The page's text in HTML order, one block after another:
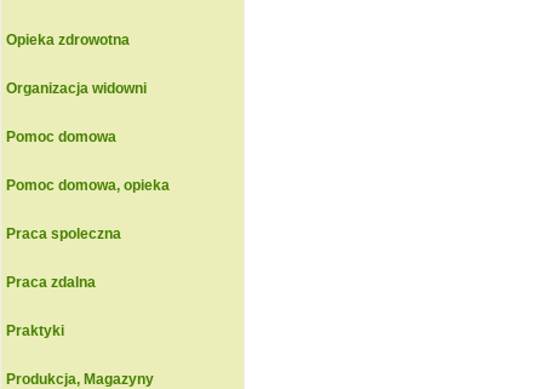
Opieka zdrowotna
Organizacja widowni
Pomoc domowa
Pomoc domowa, opieka
Praca spoleczna
Praca zdalna
Praktyki
Produkcja, Magazyny